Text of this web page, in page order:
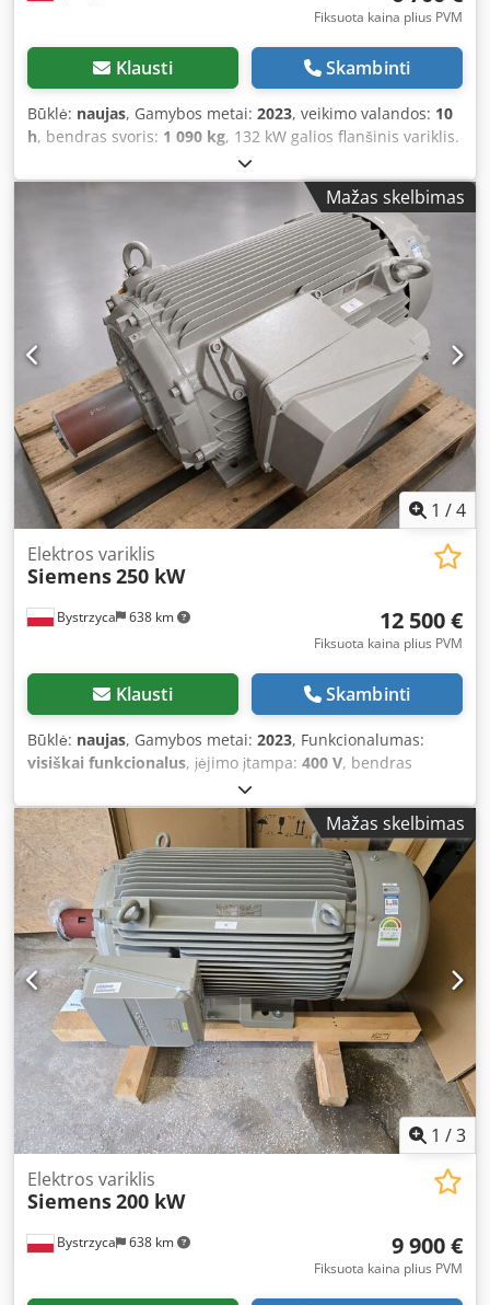
Fiksuota kaina plius PVM
Klausti Skambinti
Būklė: naujas, Gamybos metai: 2023, veikimo valandos: 10
h, bendras svoris: 1 090 kg, 132 kW galios flanšinis variklis.
Naujas. 12 mėnesių garantija. Dsdszr Ilijpfx Aczsck
Mažas skelbimas
1 /4
Bystrzyca 638 km
Elektros variklis
Siemens250 kW
12 500 €
Fiksuota kaina plius PVM
Klausti Skambinti
Būklė: naujas, Gamybos metai: 2023, Funkcionalumas:
visiškai funkcionalus, įėjimo įtampa: 400 V, bendras
, SIEMENS, 250 kW, IE4 klasė Dedezr
Ihwjpfx Aczeck Garantija – 12 mėnesių.
Mažas skelbimas
1 /3
Bystrzyca 638 km
Elektros variklis
Siemens200 kW
9 900 €
Fiksuota kaina plius PVM